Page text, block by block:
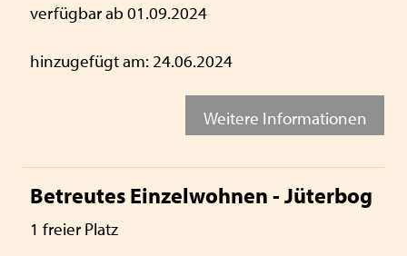
verfügbar ab 01.09.2024
hinzugefügt am: 24.06.2024
Weitere Informationen
Betreutes Einzelwohnen - Jüterbog
1 freier Platz